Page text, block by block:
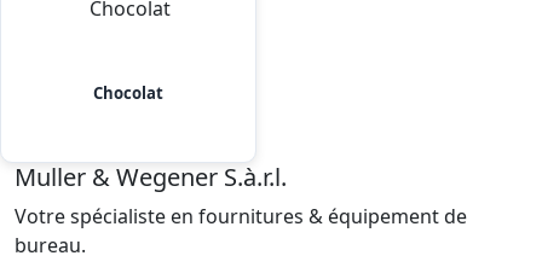
Chocolat
Muller & Wegener S.à.r.l.
Votre spécialiste en fournitures & équipement de
bureau.